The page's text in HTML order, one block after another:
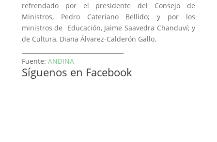
refrendado por el presidente del Consejo de
Ministros, Pedro Cateriano Bellido; y por los
ministros de Educación, Jaime Saavedra Chanduví; y
de Cultura, Diana Álvarez-Calderón Gallo.
Fuente: ANDINA
Síguenos en Facebook